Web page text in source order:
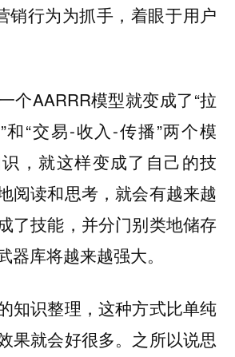
销行为为抓手，着眼于用户
个AARRR模型就变成了“拉
“交易-收入-传播”两个模
，就这样变成了自己的技
阅读和思考，就会有越来越
了技能，并分门别类地储存
器库将越来越强大。
知识整理，这种方式比单纯
果就会好很多。之所以说思